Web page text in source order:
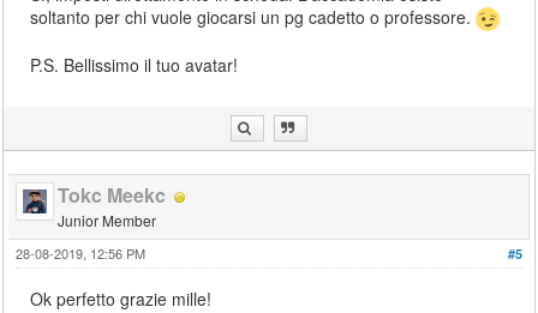
soltanto per chi vuole giocarsi un pg cadetto o professore.
P.S. Bellissimo il tuo avatar!
Tokc Meekc
Junior Member
#5
28-08-2019, 12:56 PM
Ok perfetto grazie mille!